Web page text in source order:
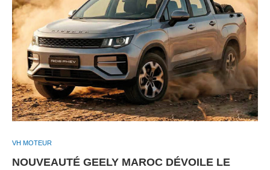
VH MOTEUR
NOUVEAUTÉ GEELY MAROC DÉVOILE LE